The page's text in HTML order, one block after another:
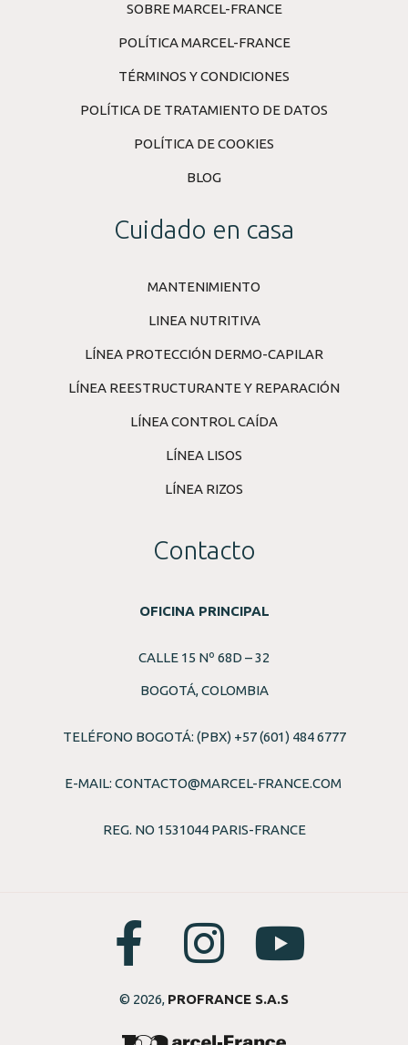
SOBRE MARCEL-FRANCE
POLÍTICA MARCEL-FRANCE
TÉRMINOS Y CONDICIONES
POLÍTICA DE TRATAMIENTO DE DATOS
POLÍTICA DE COOKIES
BLOG
Cuidado en casa
MANTENIMIENTO
LINEA NUTRITIVA
LÍNEA PROTECCIÓN DERMO-CAPILAR
LÍNEA REESTRUCTURANTE Y REPARACIÓN
LÍNEA CONTROL CAÍDA
LÍNEA LISOS
LÍNEA RIZOS
Contacto
OFICINA PRINCIPAL
CALLE 15 Nº 68D – 32
BOGOTÁ, COLOMBIA
TELÉFONO BOGOTÁ: (PBX) +57 (601) 484 6777
E-MAIL: CONTACTO@MARCEL-FRANCE.COM
REG. NO 1531044 PARIS-FRANCE
© 2026, PROFRANCE S.A.S